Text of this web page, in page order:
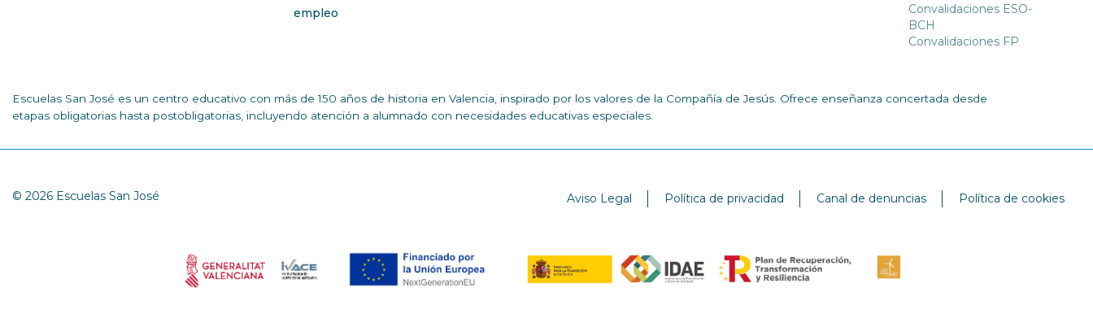
empleo
Convalidaciones ESO-
BCH
Convalidaciones FP
Escuelas San José es un centro educativo con más de 150 años de historia en Valencia, inspirado por los valores de la Compañía de Jesús. Ofrece enseñanza concertada desde
etapas obligatorias hasta postobligatorias, incluyendo atención a alumnado con necesidades educativas especiales.
© 2026 Escuelas San José Aviso Legal Política de privacidad Canal de denuncias Política de cookies